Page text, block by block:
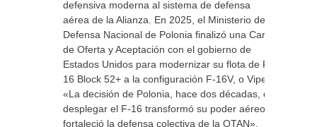
defensiva moderna al sistema de defensa
aérea de la Alianza. En 2025, el Ministerio de
Defensa Nacional de Polonia finalizó una Carta
de Oferta y Aceptación con el gobierno de
Estados Unidos para modernizar su flota de F-
16 Block 52+ a la configuración F-16V, o Viper.
«La decisión de Polonia, hace dos décadas, de
desplegar el F-16 transformó su poder aéreo y
fortaleció la defensa colectiva de la OTAN»,